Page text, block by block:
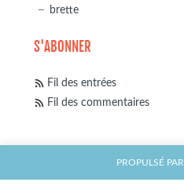
brette
S'ABONNER
Fil des entrées
Fil des commentaires
PROPULSÉ PAR